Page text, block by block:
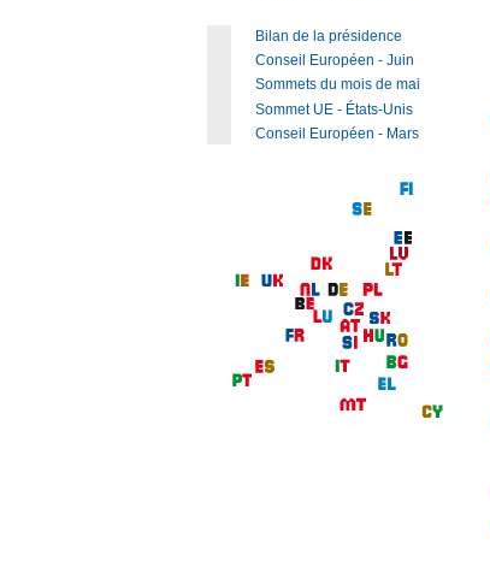
Bilan de la présidence
Conseil Européen - Juin
Sommets du mois de mai
Sommet UE - États-Unis
Conseil Européen - Mars